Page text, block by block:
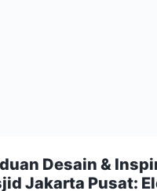
Desain &
Jakarta Pusat: